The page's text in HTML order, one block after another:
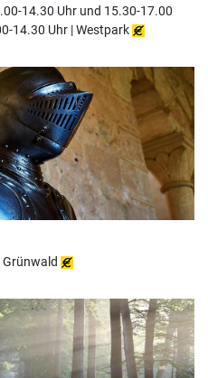
14.30 Uhr und 15.30-17.00
14.30 Uhr |Westpark